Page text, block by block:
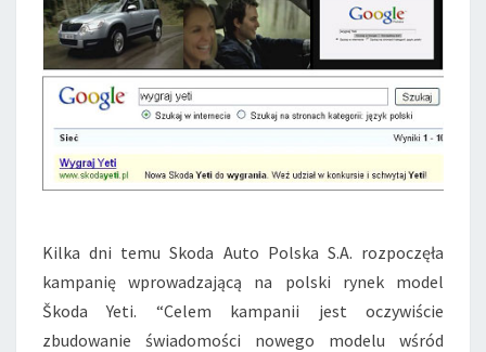
E
D
Z
I
N
Kilka dni temu Skoda Auto Polska S.A. rozpoczęła
kampanię wprowadzającą na polski rynek model
Škoda Yeti. “Celem kampanii jest oczywiście
zbudowanie świadomości nowego modelu wśród